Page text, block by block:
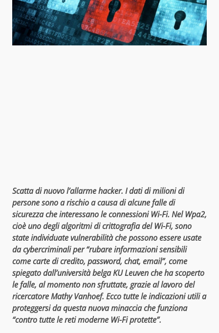
Scatta di nuovo l’allarme hacker. I dati di milioni di
persone sono a rischio a causa di alcune falle di
sicurezza che interessano le connessioni Wi-Fi. Nel Wpa2,
cioè uno degli algoritmi di crittografia del Wi-Fi, sono
state individuate vulnerabilità che possono essere usate
da cybercriminali per “rubare informazioni sensibili
come carte di credito, password, chat, email”, come
spiegato dall’università belga KU Leuven che ha scoperto
le falle, al momento non sfruttate, grazie al lavoro del
ricercatore Mathy Vanhoef. Ecco tutte le indicazioni utili a
proteggersi da questa nuova minaccia che funziona
“contro tutte le reti moderne Wi-Fi protette”.